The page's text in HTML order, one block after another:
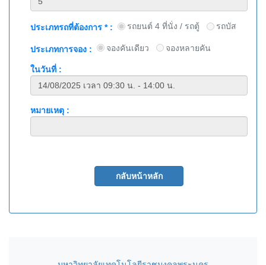
ประเภทรถที่ต้องการ * : รถยนต์ 4 ที่นั่ง / รถตู้ รถบัส
ประเภทการจอง : จองคันเดียว จองหลายคัน
ในวันที่ :
หมายเหตุ :